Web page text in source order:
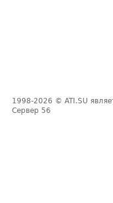
1998-2026 © ATI.SU
Сервер 56